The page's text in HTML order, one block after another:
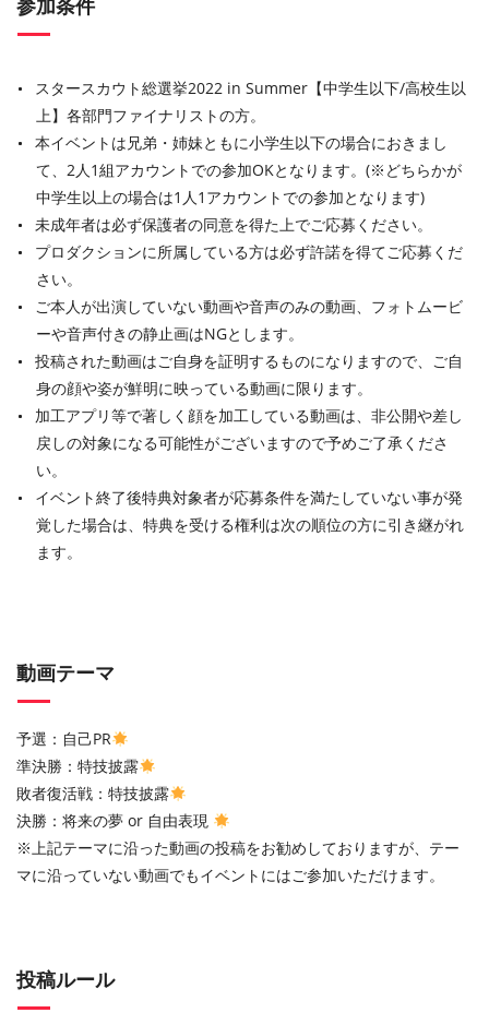
参加条件
スタースカウト総選挙2022 in Summer【中学生以下/高校生以
上】各部門ファイナリストの方。
本イベントは兄弟・姉妹ともに小学生以下の場合におきまし
て、2人1組アカウントでの参加OKとなります。(※どちらかが
中学生以上の場合は1人1アカウントでの参加となります)
未成年者は必ず保護者の同意を得た上でご応募ください。
プロダクションに所属している方は必ず許諾を得てご応募くだ
さい。
ご本人が出演していない動画や音声のみの動画、フォトムービ
ーや音声付きの静止画はNGとします。
投稿された動画はご自身を証明するものになりますので、ご自
身の顔や姿が鮮明に映っている動画に限ります。
加工アプリ等で著しく顔を加工している動画は、非公開や差し
戻しの対象になる可能性がございますので予めご了承くださ
い。
イベント終了後特典対象者が応募条件を満たしていない事が発
覚した場合は、特典を受ける権利は次の順位の方に引き継がれ
ます。
動画テーマ
予選：自己PR
準決勝：特技披露
敗者復活戦：特技披露
決勝：将来の夢 or 自由表現
※上記テーマに沿った動画の投稿をお勧めしておりますが、テー
マに沿っていない動画でもイベントにはご参加いただけます。
投稿ルール